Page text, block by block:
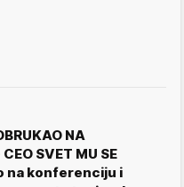
NA
SVET MU SE
na konferenciju i